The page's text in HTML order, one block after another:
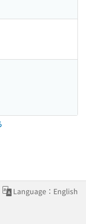
Language：English